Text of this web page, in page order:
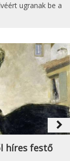
ugranak be a
navigate_next
híres festő